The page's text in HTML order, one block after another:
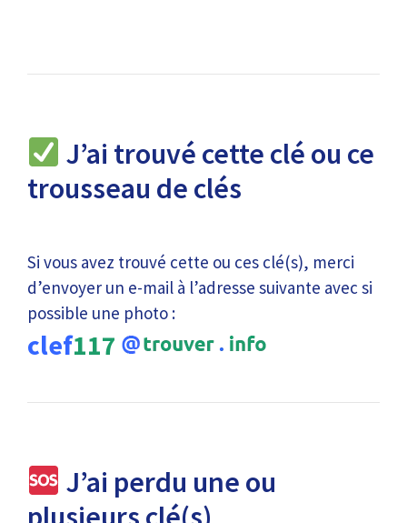
J’ai trouvé cette clé ou ce
trousseau de clés
Si vous avez trouvé cette ou ces clé(s), merci
d’envoyer un e-mail à l’adresse suivante avec si
possible une photo :
clef117
J’ai perdu une ou